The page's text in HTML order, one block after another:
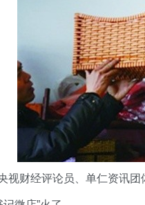
视财经评论员、单仁资讯团